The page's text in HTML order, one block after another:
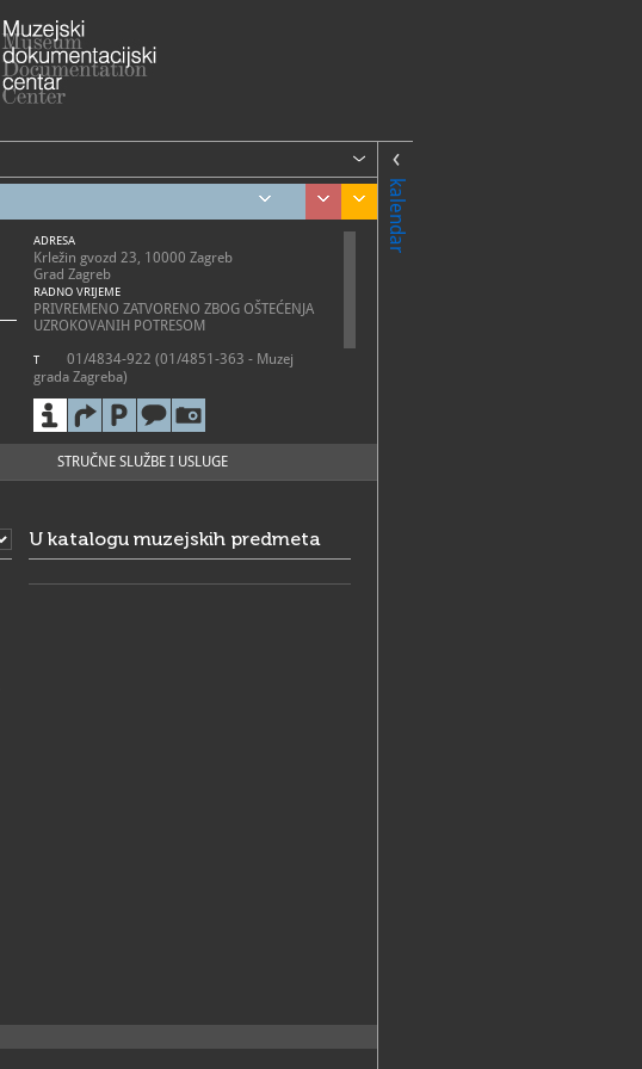
kalendar
ADRESA
Krležin gvozd 23, 10000 Zagreb
Grad Zagreb
RADNO VRIJEME
PRIVREMENO ZATVORENO ZBOG OŠTEĆENJA
UZROKOVANIH POTRESOM
T
01/4834-922 (01/4851-363 - Muzej
grada Zagreba)
W
https://mgz.hr/hr/zbirke/memorijalni-
prostor-mi...
STRUČNE SLUŽBE I USLUGE
U katalogu muzejskih predmeta